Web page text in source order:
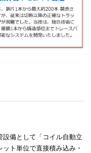
備として「コイル自動立
ト単位で直接積み込み・